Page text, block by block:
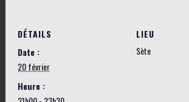
DÉTAILS
Date :
20 février
Heure :
LIEU
Sète